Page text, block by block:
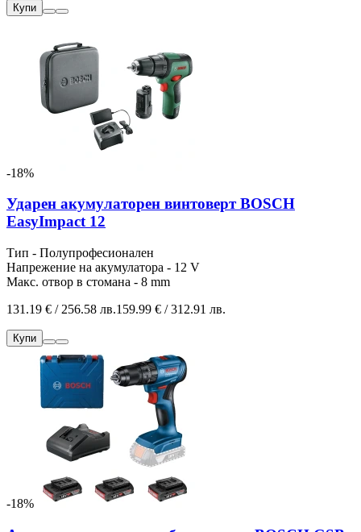
Купи
-18%
Ударен акумулаторен винтоверт BOSCH
EasyImpact 12
Тип - Полупрофесионален
Напрежение на акумулатора - 12 V
Макс. отвор в стомана - 8 mm
131.19 € / 256.58 лв.159.99 € / 312.91 лв.
Купи
-18%